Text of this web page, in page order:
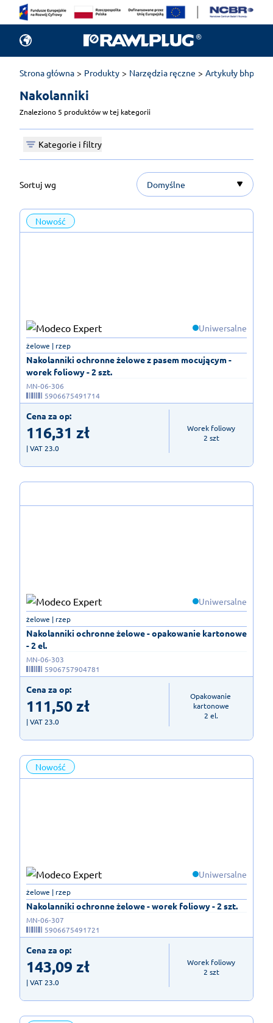
Strona główna Produkty Narzędzia ręczne Artykuły bhp
Nakolanniki
Znaleziono 5 produktów w tej kategorii
Kategorie i filtry
Sortuj wg Domyślne
Nowość
Uniwersalne
Nakolanniki ochronne żelowe z pasem mocującym -
worek foliowy - 2 szt.
żelowe | rzep
MN-06-306
5906675491714
Cena za op:
116,31 zł
| VAT 23.0
Worek foliowy
2 szt
Uniwersalne
Nakolanniki ochronne żelowe - opakowanie kartonowe
- 2 el.
żelowe | rzep
MN-06-303
5906757904781
Cena za op:
111,50zł
| VAT 23.0
Opakowanie
kartonowe
2 el.
Nowość
Uniwersalne
Nakolanniki ochronne żelowe - worek foliowy - 2 szt.
żelowe | rzep
MN-06-307
5906675491721
Cena za op:
143,09zł
| VAT 23.0
Worek foliowy
2 szt